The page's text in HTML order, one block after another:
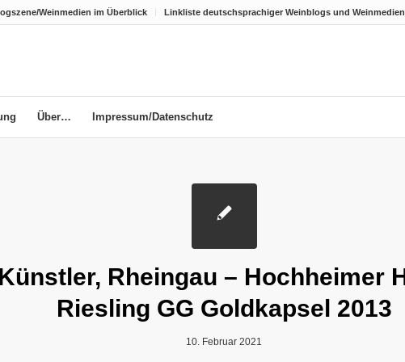
Weinmedien im Überblick Linkliste deutschsprachiger Weinblogs und Weinmedien
Über… Impressum/Datenschutz
Künstler, Rheingau – Hochheimer
Riesling GG Goldkapsel 2013
10. Februar 2021